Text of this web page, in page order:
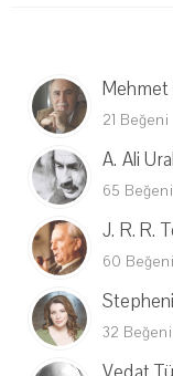
Mehmet
21 Beğeni
A. Ali Ural
65 Beğeni
J. R. R.
60 Beğeni
32 Beğeni